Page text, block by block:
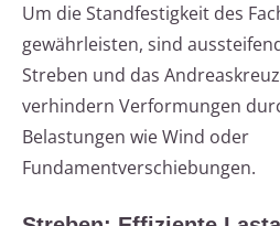
Um die Standfestigkeit des
gewährleisten, sind
Streben und das
verhindern Verformungen
Belastungen wie Wind oder
Fundamentverschiebungen.